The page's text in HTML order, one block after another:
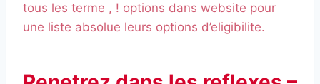
tous les terme , ! options dans website pour
une liste absolue leurs options d’eligibilite.